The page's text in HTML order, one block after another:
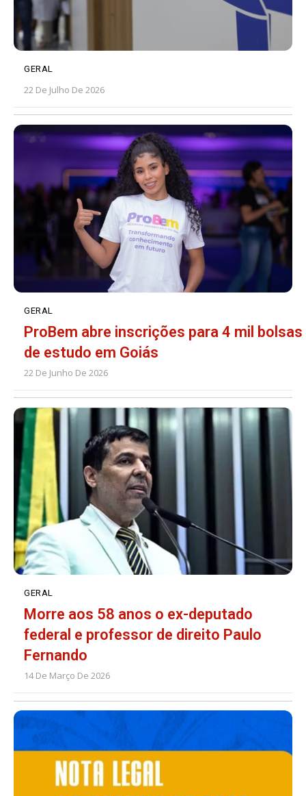
GERAL
22 De Julho De 2026
GERAL
ProBem abre inscrições para 4 mil bolsas
de estudo em Goiás
22 De Junho De 2026
GERAL
Morre aos 58 anos o ex-deputado
federal e professor de direito Paulo
Fernando
14 De Março De 2026